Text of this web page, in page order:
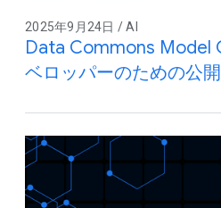
2025年9月24日 / AI
Data Commons Model
ベロッパーのための公